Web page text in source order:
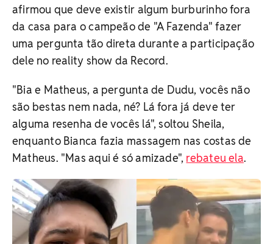
afirmou que deve existir algum burburinho fora
da casa para o campeão de "A Fazenda" fazer
uma pergunta tão direta durante a participação
dele no reality show da Record.
"Bia e Matheus, a pergunta de Dudu, vocês não
são bestas nem nada, né? Lá fora já deve ter
alguma resenha de vocês lá", soltou Sheila,
enquanto Bianca fazia massagem nas costas de
Matheus. "Mas aqui é só amizade", rebateu ela.